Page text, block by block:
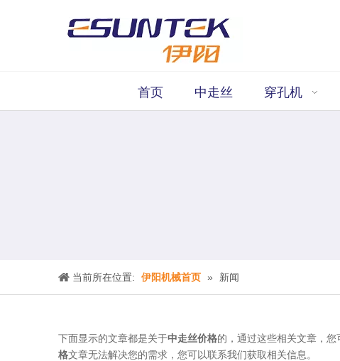
首页 中走丝 穿孔机
当前所在位置: 伊阳机械首页 » 新闻
下面显示的文章都是关于中走丝价格的，通过这些相关文章，
格文章无法解决您的需求，您可以联系我们获取相关信息。